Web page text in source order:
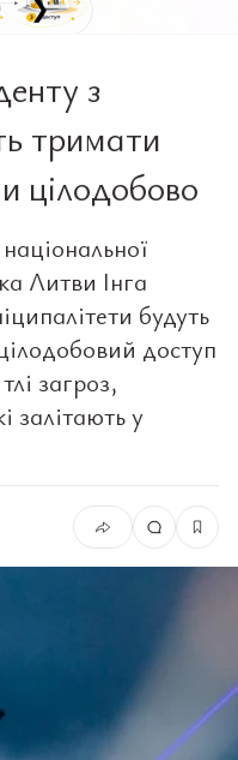
❯
з
тримати
цілодобово
Литви Інга
будуть
доступ
загроз,
залітають у